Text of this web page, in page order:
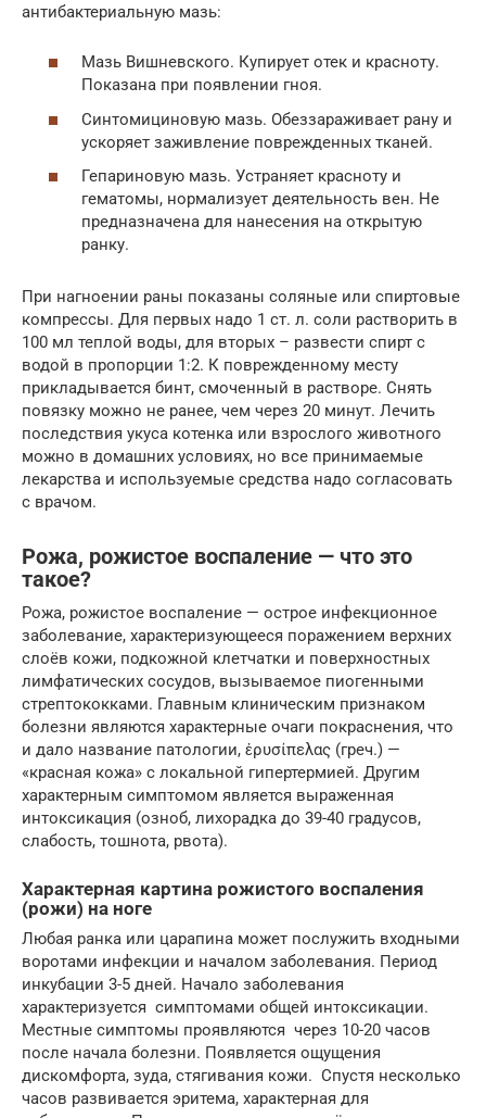
антибактериальную мазь:
Мазь Вишневского. Купирует отек и красноту.
Показана при появлении гноя.
Синтомициновую мазь. Обеззараживает рану и
ускоряет заживление поврежденных тканей.
Гепариновую мазь. Устраняет красноту и
гематомы, нормализует деятельность вен. Не
предназначена для нанесения на открытую
ранку.
При нагноении раны показаны соляные или спиртовые
компрессы. Для первых надо 1 ст. л. соли растворить в
100 мл теплой воды, для вторых – развести спирт с
водой в пропорции 1:2. К поврежденному месту
прикладывается бинт, смоченный в растворе. Снять
повязку можно не ранее, чем через 20 минут. Лечить
последствия укуса котенка или взрослого животного
можно в домашних условиях, но все принимаемые
лекарства и используемые средства надо согласовать
с врачом.
Рожа, рожистое воспаление — что это
такое?
Рожа, рожистое воспаление — острое инфекционное
заболевание, характеризующееся поражением верхних
слоёв кожи, подкожной клетчатки и поверхностных
лимфатических сосудов, вызываемое пиогенными
стрептококками. Главным клиническим признаком
болезни являются характерные очаги покраснения, что
и дало название патологии, ἐρυσίπελας (греч.) —
«красная кожа» с локальной гипертермией. Другим
характерным симптомом является выраженная
интоксикация (озноб, лихорадка до 39-40 градусов,
слабость, тошнота, рвота).
Характерная картина рожистого воспаления
(рожи) на ноге
Любая ранка или царапина может послужить входными
воротами инфекции и началом заболевания. Период
инкубации 3-5 дней. Начало заболевания
характеризуется симптомами общей интоксикации.
Местные симптомы проявляются через 10-20 часов
после начала болезни. Появляется ощущения
дискомфорта, зуда, стягивания кожи. Спустя несколько
часов развивается эритема, характерная для